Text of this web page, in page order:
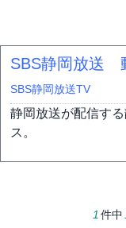
SBS静岡放送
SBS静岡放送TV
静岡放送が配信す
ス。
1 件中